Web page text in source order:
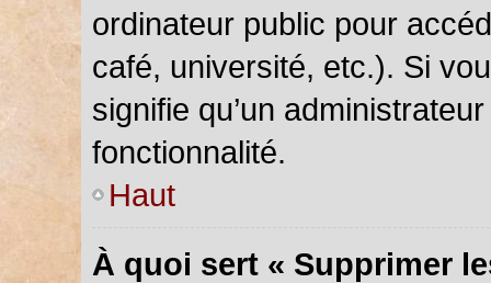
ordinateur public pour
café, université, etc.). Si
signifie qu’un
fonctionnalité.
Haut
À quoi sert « Supprimer